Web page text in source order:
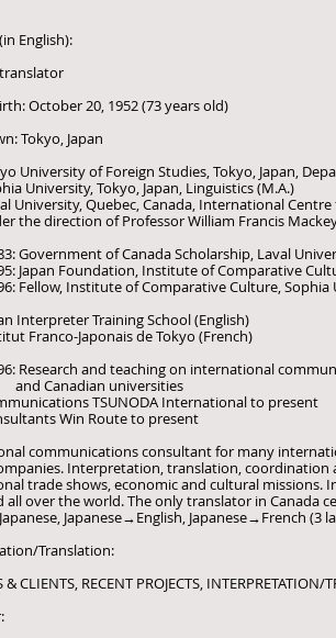
English):
October 20, 1952 (73 years old)
Tokyo, Japan
University of Foreign Studies, Tokyo, Japan,
University, Tokyo, Japan, Linguistics (M.A.)
University, Quebec, Canada, International
direction of Professor William Francis
Government of Canada Scholarship, Laval
Japan Foundation, Institute of Comparative
Fellow, Institute of Comparative Culture, Sophia
Interpreter Training School (English)
Franco-Japonais de Tokyo (French)
Research and teaching on international
universities
TSUNODA International to present
Win Route to present
communications consultant for many
Interpretation, translation,
trade shows, economic and cultural missions.
all over the world. The only translator in
Japanese→English, Japanese→French (3
Translation:
& CLIENTS, RECENT PROJECTS,